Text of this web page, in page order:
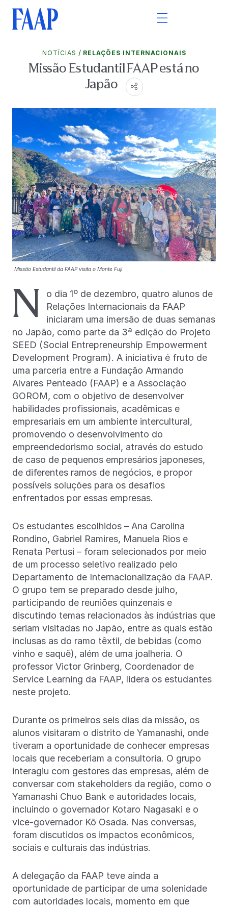
NOTÍCIAS / RELAÇÕES INTERNACIONAIS
Missão Estudantil FAAP está no
Japão
Missão Estudantil da FAAP visita o Monte Fuji
N
o dia 1º de dezembro, quatro alunos de
Relações Internacionais da FAAP
iniciaram uma imersão de duas semanas
no Japão, como parte da 3ª edição do Projeto
SEED (Social Entrepreneurship Empowerment
Development Program). A iniciativa é fruto de
uma parceria entre a Fundação Armando
Alvares Penteado (FAAP) e a Associação
GOROM, com o objetivo de desenvolver
habilidades profissionais, acadêmicas e
empresariais em um ambiente intercultural,
promovendo o desenvolvimento do
empreendedorismo social, através do estudo
de caso de pequenos empresários japoneses,
de diferentes ramos de negócios, e propor
possíveis soluções para os desafios
enfrentados por essas empresas.
Os estudantes escolhidos – Ana Carolina
Rondino, Gabriel Ramires, Manuela Rios e
Renata Pertusi – foram selecionados por meio
de um processo seletivo realizado pelo
Departamento de Internacionalização da FAAP.
O grupo tem se preparado desde julho,
participando de reuniões quinzenais e
discutindo temas relacionados às indústrias que
seriam visitadas no Japão, entre as quais estão
inclusas as do ramo têxtil, de bebidas (como
vinho e saquê), além de uma joalheria. O
professor Victor Grinberg, Coordenador de
Service Learning da FAAP, lidera os estudantes
neste projeto.
Durante os primeiros seis dias da missão, os
alunos visitaram o distrito de Yamanashi, onde
tiveram a oportunidade de conhecer empresas
locais que receberiam a consultoria. O grupo
interagiu com gestores das empresas, além de
conversar com stakeholders da região, como o
Yamanashi Chuo Bank e autoridades locais,
incluindo o governador Kotaro Nagasaki e o
vice-governador Kō Osada. Nas conversas,
foram discutidos os impactos econômicos,
sociais e culturais das indústrias.
A delegação da FAAP teve ainda a
oportunidade de participar de uma solenidade
com autoridades locais, momento em que